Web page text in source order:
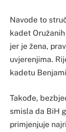
Navode to
kadet
jer je žena,
uvjerenjima.
kadetu
Takođe,
smisla da BiH
primjenjuje